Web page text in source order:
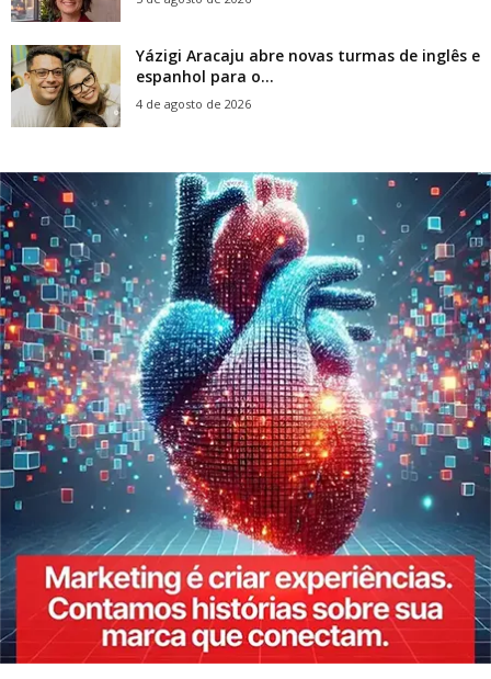
Yázigi Aracaju abre novas turmas de inglês e
espanhol para o...
4 de agosto de 2026